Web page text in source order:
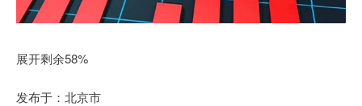
展开剩余58%
发布于：北京市